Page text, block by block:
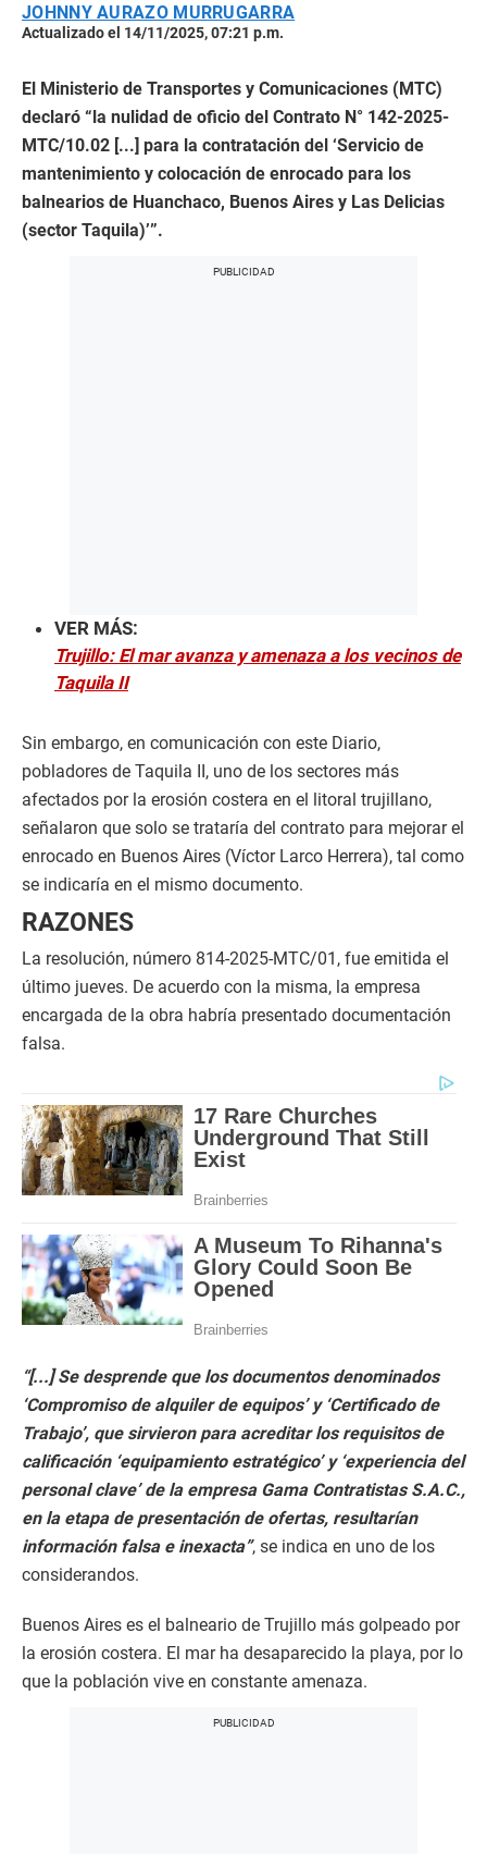
JOHNNY AURAZO MURRUGARRA
Actualizado el 14/11/2025, 07:21 p.m.
El Ministerio de Transportes y Comunicaciones (MTC)
declaró “la nulidad de oficio del Contrato N° 142-2025-
MTC/10.02 [...] para la contratación del ‘Servicio de
mantenimiento y colocación de enrocado para los
balnearios de Huanchaco, Buenos Aires y Las Delicias
(sector Taquila)’”.
VER MÁS:
Trujillo: El mar avanza y amenaza a los vecinos de
Taquila II
Sin embargo, en comunicación con este Diario,
pobladores de Taquila II, uno de los sectores más
afectados por la erosión costera en el litoral trujillano,
señalaron que solo se trataría del contrato para mejorar el
enrocado en Buenos Aires (Víctor Larco Herrera), tal como
se indicaría en el mismo documento.
RAZONES
La resolución, número 814-2025-MTC/01, fue emitida el
último jueves. De acuerdo con la misma, la empresa
encargada de la obra habría presentado documentación
falsa.
“[...] Se desprende que los documentos denominados
‘Compromiso de alquiler de equipos’ y ‘Certificado de
Trabajo’, que sirvieron para acreditar los requisitos de
calificación ‘equipamiento estratégico’ y ‘experiencia del
personal clave’ de la empresa Gama Contratistas S.A.C.,
en la etapa de presentación de ofertas, resultarían
información falsa e inexacta”, se indica en uno de los
considerandos.
Buenos Aires es el balneario de Trujillo más golpeado por
la erosión costera. El mar ha desaparecido la playa, por lo
que la población vive en constante amenaza.